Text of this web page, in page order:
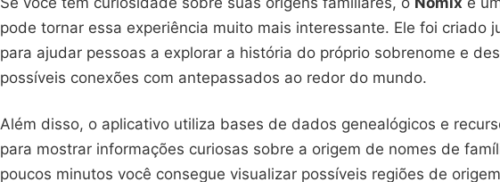
pode tornar essa experiência muito mais interessante. Ele foi criado
para ajudar pessoas a explorar a história do próprio sobrenome e
possíveis conexões com antepassados ao redor do mundo.
Além disso, o aplicativo utiliza bases de dados genealógicos e
para mostrar informações curiosas sobre a origem de nomes de
poucos minutos você consegue visualizar possíveis regiões de